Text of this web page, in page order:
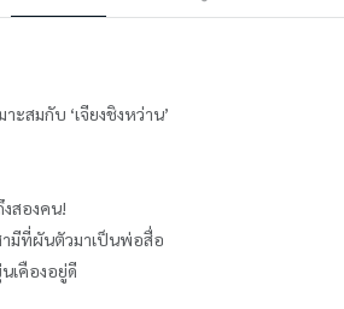
ะสมกับ ‘เจียงชิงหว่าน’
สองคน!
มีที่ผันตัวมาเป็นพ่อสื่อ
เคืองอยู่ดี